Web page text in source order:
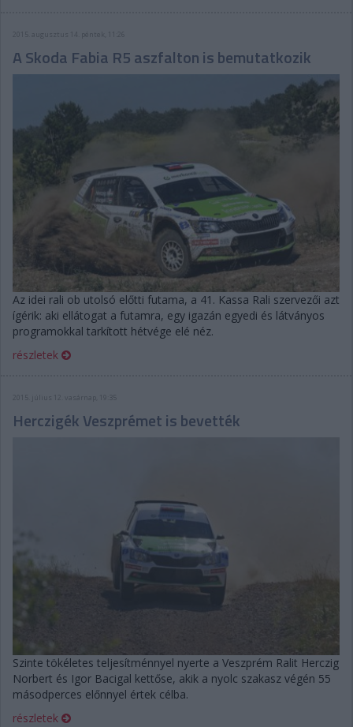
2015. augusztus 14. péntek, 11:26
A Skoda Fabia R5 aszfalton is bemutatkozik
Az idei rali ob utolsó előtti futama, a 41. Kassa Rali szervezői azt
ígérik: aki ellátogat a futamra, egy igazán egyedi és látványos
programokkal tarkított hétvége elé néz.
részletek
Herczigék Veszprémet is bevették
Szinte tökéletes teljesítménnyel nyerte a Veszprém Ralit Herczig
Norbert és Igor Bacigal kettőse, akik a nyolc szakasz végén 55
másodperces előnnyel értek célba.
részletek